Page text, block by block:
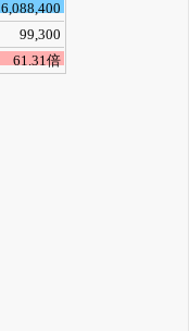
6,088,400
99,300
61.31倍